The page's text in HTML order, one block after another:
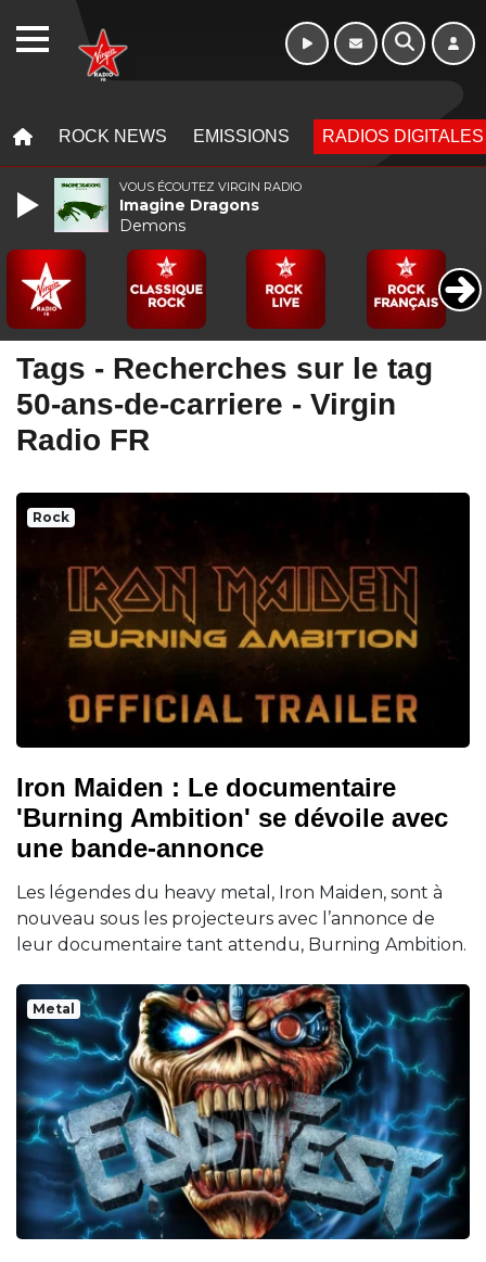
ROCK NEWS EMISSIONS RADIOS DIGITALES
Tags - Recherches sur le tag
50-ans-de-carriere - Virgin
Radio FR
Rock
Iron Maiden : Le documentaire
'Burning Ambition' se dévoile avec
une bande-annonce
Les légendes du heavy metal, Iron Maiden, sont à
nouveau sous les projecteurs avec l’annonce de
leur documentaire tant attendu, Burning Ambition.
Metal
VOUS ÉCOUTEZ VIRGIN RADIO
Imagine Dragons
Demons
WEBRADIO